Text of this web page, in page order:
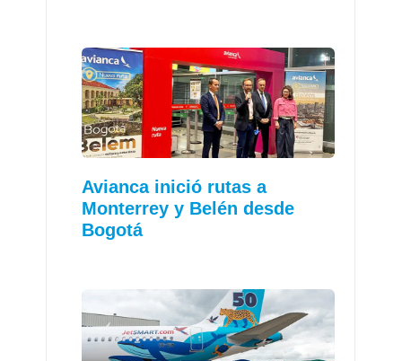
Avianca inició rutas a
Monterrey y Belén desde
Bogotá